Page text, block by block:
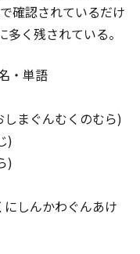
確認されているだけ
く残されている。
・単語
まぐんむくのむら)
)
)
しんかわぐんあけ